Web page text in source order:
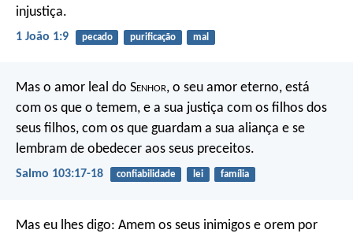
injustiça.
1 João 1:9 pecado purificação mal
Mas o amor leal do Senhor, o seu amor eterno, está
com os que o temem, e a sua justiça com os filhos dos
seus filhos, com os que guardam a sua aliança e se
lembram de obedecer aos seus preceitos.
Salmo 103:17-18 confiabilidade lei família
Mas eu lhes digo: Amem os seus inimigos e orem por